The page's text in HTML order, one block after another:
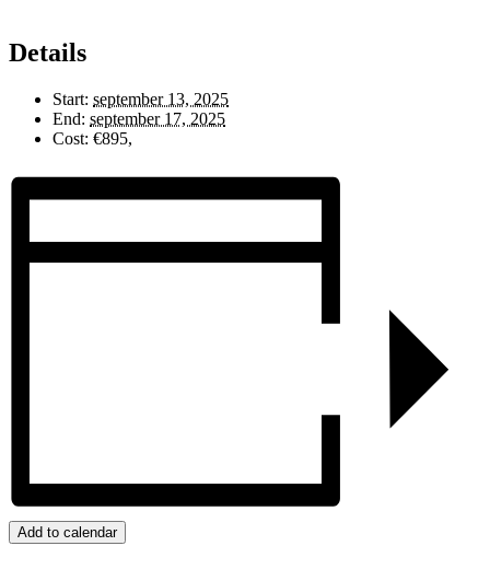
Details
Start: september 13, 2025
End: september 17, 2025
Cost: €895,
Add to calendar